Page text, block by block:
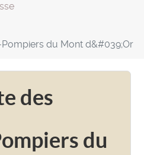
du Mont d&#039;Or
des
du